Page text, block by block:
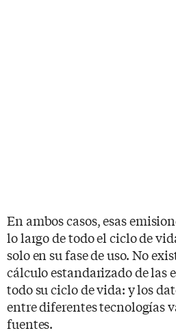
En ambos casos, esas
lo largo de todo el ciclo de
solo en su fase de uso. No
cálculo estandarizado de las
todo su ciclo de vida: y los
entre diferentes tecnologías
fuentes.